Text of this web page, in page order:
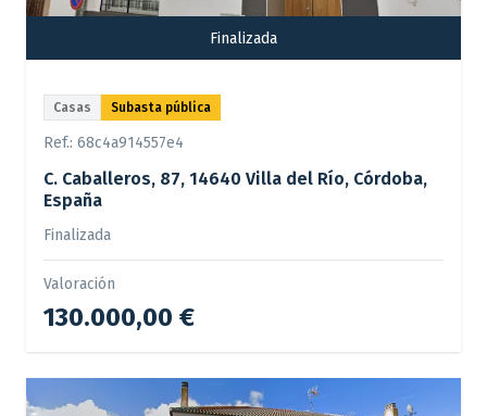
Finalizada
Casas Subasta pública
Ref.: 68c4a914557e4
C. Caballeros, 87, 14640 Villa del Río, Córdoba,
España
Finalizada
Valoración
130.000,00 €